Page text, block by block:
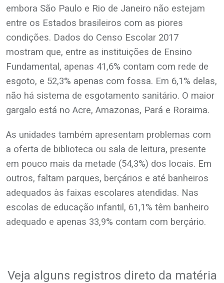
embora São Paulo e Rio de Janeiro não estejam
entre os Estados brasileiros com as piores
condições. Dados do Censo Escolar 2017
mostram que, entre as instituições de Ensino
Fundamental, apenas 41,6% contam com rede de
esgoto, e 52,3% apenas com fossa. Em 6,1% delas,
não há sistema de esgotamento sanitário. O maior
gargalo está no Acre, Amazonas, Pará e Roraima.
As unidades também apresentam problemas com
a oferta de biblioteca ou sala de leitura, presente
em pouco mais da metade (54,3%) dos locais. Em
outros, faltam parques, berçários e até banheiros
adequados às faixas escolares atendidas. Nas
escolas de educação infantil, 61,1% têm banheiro
adequado e apenas 33,9% contam com berçário.
Veja alguns registros direto da matéria